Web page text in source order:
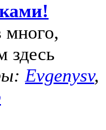
много,
здесь
Evgenysv,